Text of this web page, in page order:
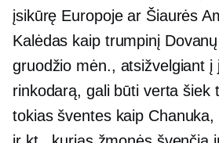
įsikūrę Europoje ar Šiaurės
Kalėdas kaip trumpinį
gruodžio mėn., atsižvelgiant į
rinkodarą, gali būti verta šiek
tokias šventes kaip